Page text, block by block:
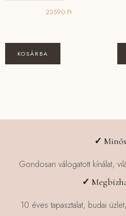
23590 Ft
KOSÁRBA
✓
Gondosan válogatott kínálat,
✓
10 éves tapasztalat, budai